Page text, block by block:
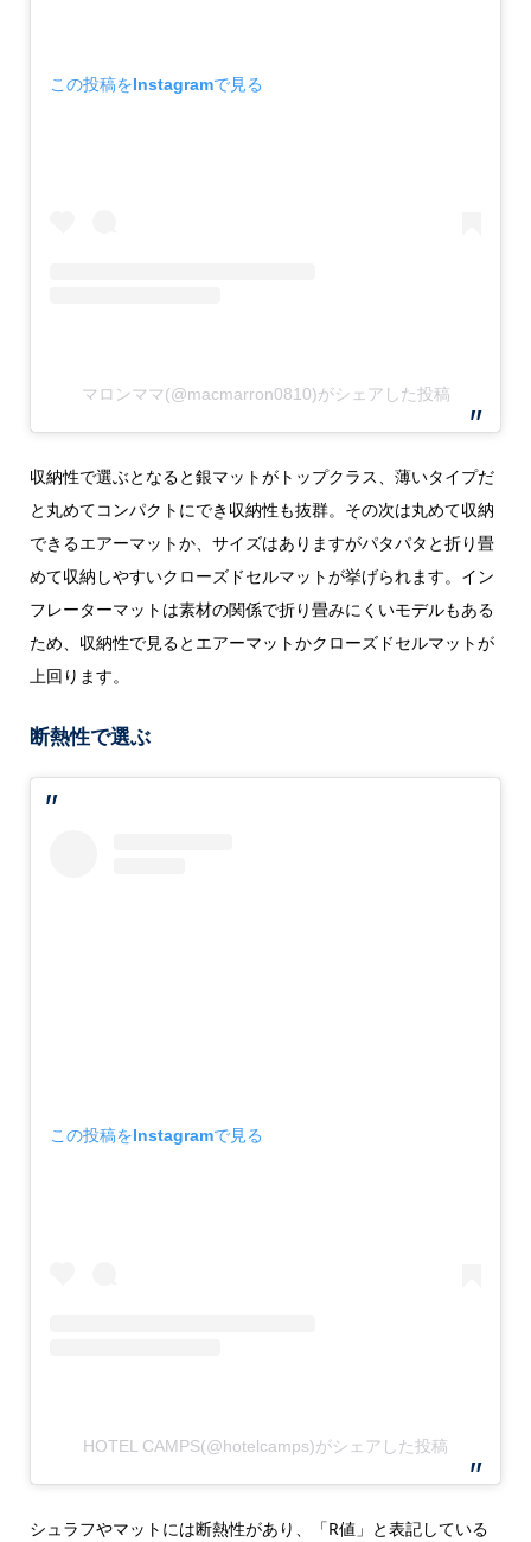
この投稿をInstagramで見る
マロンママ(@macmarron0810)がシェアした投稿
収納性で選ぶとなると銀マットがトップクラス、薄いタイプだ
と丸めてコンパクトにでき収納性も抜群。その次は丸めて収納
できるエアーマットか、サイズはありますがパタパタと折り畳
めて収納しやすいクローズドセルマットが挙げられます。イン
フレーターマットは素材の関係で折り畳みにくいモデルもある
ため、収納性で見るとエアーマットかクローズドセルマットが
上回ります。
断熱性で選ぶ
この投稿をInstagramで見る
HOTEL CAMPS(@hotelcamps)がシェアした投稿
シュラフやマットには断熱性があり、「R値」と表記している